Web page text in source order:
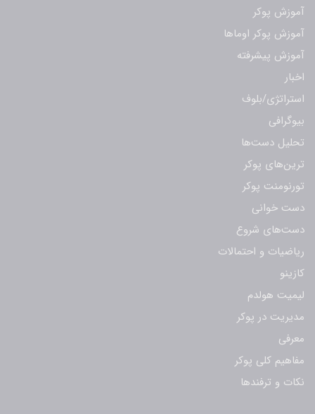
آموزش پوکر
آموزش پوکر اوماها
آموزش پیشرفته
اخبار
استراتژی/بلوف
بیوگرافی
تحلیل دست‌ها
ترین‌های پوکر
تورنومنت پوکر
دست خوانی
دست‌های شروع
ریاضیات و احتمالات
کازینو
لیمیت هولدم
مدیریت در پوکر
معرفی
مفاهیم کلی پوکر
نکات و ترفندها